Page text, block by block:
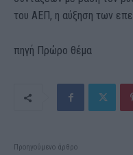
του ΑΕΠ, η αύξηση των
πηγή Πρώρο θέμα
Προηγούμενο άρθρο